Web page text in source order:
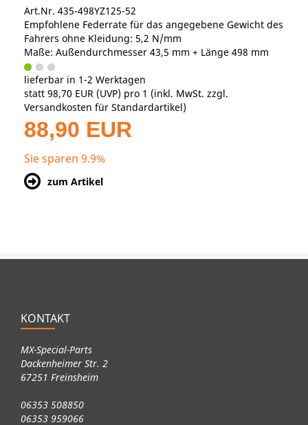
Art.Nr. 435-498YZ125-52
Empfohlene Federrate für das angegebene Gewicht des
Fahrers ohne Kleidung: 5,2 N/mm
Maße: Außendurchmesser 43,5 mm + Länge 498 mm
lieferbar in 1-2 Werktagen
statt 98,70 EUR (UVP) pro 1 (inkl. MwSt. zzgl.
Versandkosten für Standardartikel)
88,90 EUR
Sie sparen 9.9%
zum Artikel
KONTAKT
MX-Special-Parts
Dackenheimer Str. 2
67251 Freinsheim
06353 508850
06353 959066